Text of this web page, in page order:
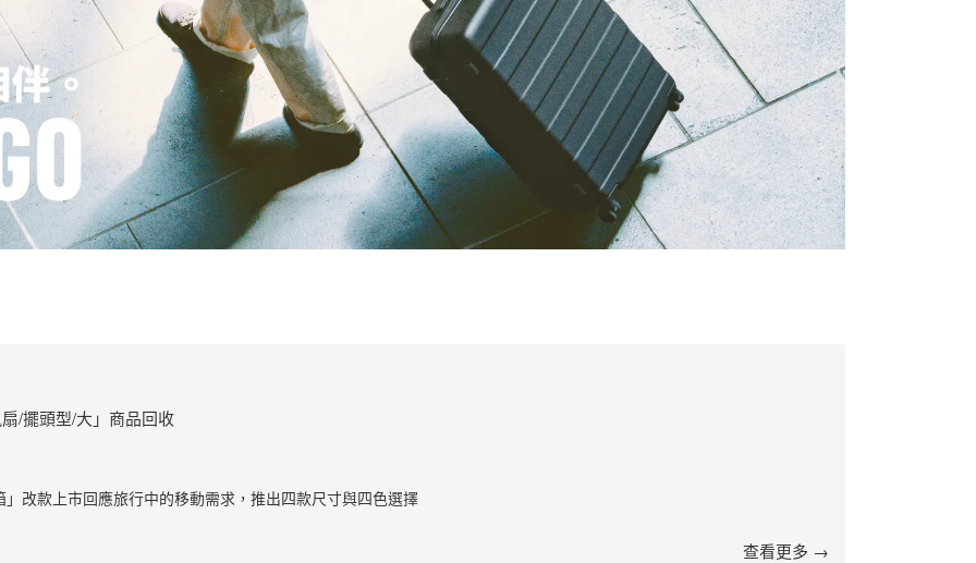
/擺頭型/大」商品回收
改款上市回應旅行中的移動需求，推出四款尺寸與四色選擇
查看更多 →